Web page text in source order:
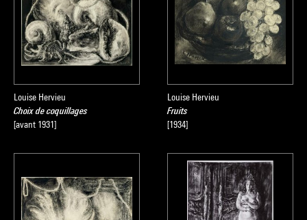
Louise Hervieu
Choix de coquillages
[avant 1931]
Louise Hervieu
Fruits
[1934]